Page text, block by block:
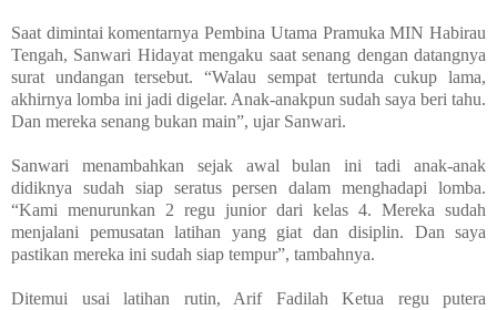
Saat dimintai komentarnya Pembina Utama Pramuka MIN Habirau
Tengah, Sanwari Hidayat mengaku saat senang dengan datangnya
surat undangan tersebut. “Walau sempat tertunda cukup lama,
akhirnya lomba ini jadi digelar. Anak-anakpun sudah saya beri tahu.
Dan mereka senang bukan main”, ujar Sanwari.
Sanwari menambahkan sejak awal bulan ini tadi anak-anak
didiknya sudah siap seratus persen dalam menghadapi lomba.
“Kami menurunkan 2 regu junior dari kelas 4. Mereka sudah
menjalani pemusatan latihan yang giat dan disiplin. Dan saya
pastikan mereka ini sudah siap tempur”, tambahnya.
Ditemui usai latihan rutin, Arif Fadilah Ketua regu putera